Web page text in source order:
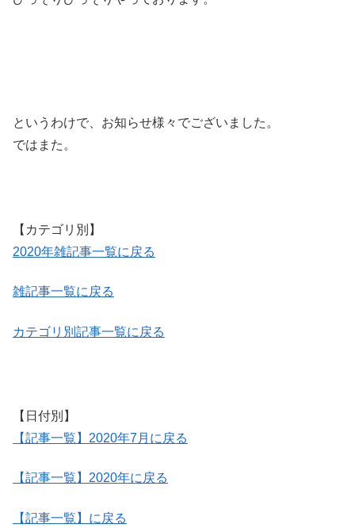
というわけで、お知らせ様々でございました。
ではまた。
【カテゴリ別】
2020年雑記事一覧に戻る
雑記事一覧に戻る
カテゴリ別記事一覧に戻る
【日付別】
【記事一覧】2020年7月に戻る
【記事一覧】2020年に戻る
【記事一覧】に戻る